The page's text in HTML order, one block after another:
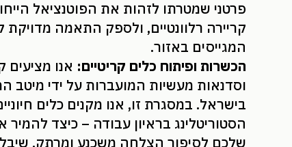
פרטני שמטרתו לזהות את הפוטנציאל
קריירה רלוונטיים, ולספק התאמה מדויקת
המגייסים באזור.
הכשרות ופיתוח כלים קריטיים: אנו מציעים
וסדנאות מעשיות המועברות על ידי מיטב
בישראל. במסגרת זו, אנו מקנים כלים
הסטוריטלינג בראיון עבודה – כיצד להמיר
שלכם לסיפור הצלחה משכנע ומרתק,